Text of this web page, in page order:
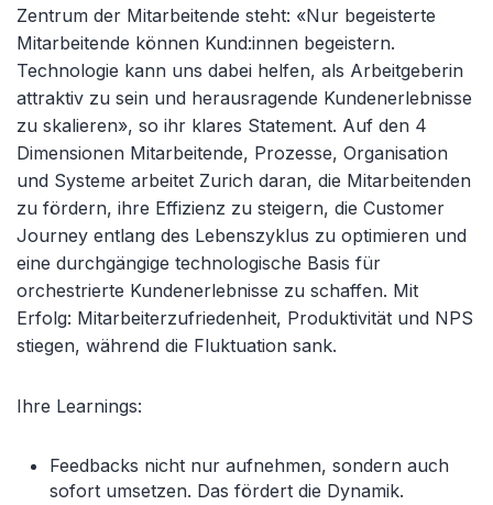
Zentrum der Mitarbeitende steht: «Nur begeisterte
Mitarbeitende können Kund:innen begeistern.
Technologie kann uns dabei helfen, als Arbeitgeberin
attraktiv zu sein und herausragende Kundenerlebnisse
zu skalieren», so ihr klares Statement. Auf den 4
Dimensionen Mitarbeitende, Prozesse, Organisation
und Systeme arbeitet Zurich daran, die Mitarbeitenden
zu fördern, ihre Effizienz zu steigern, die Customer
Journey entlang des Lebenszyklus zu optimieren und
eine durchgängige technologische Basis für
orchestrierte Kundenerlebnisse zu schaffen. Mit
Erfolg: Mitarbeiterzufriedenheit, Produktivität und NPS
stiegen, während die Fluktuation sank.
Ihre Learnings:
Feedbacks nicht nur aufnehmen, sondern auch
sofort umsetzen. Das fördert die Dynamik.